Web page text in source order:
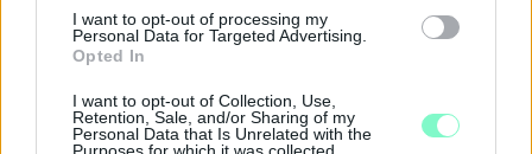
I want to opt-out of processing my
Personal Data for Targeted Advertising.
Opted In
I want to opt-out of Collection, Use,
Retention, Sale, and/or Sharing of my
Personal Data that Is Unrelated with the
Purposes for which it was collected.